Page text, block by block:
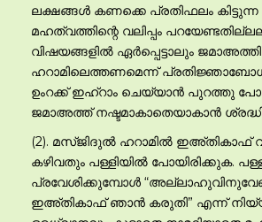
ലക്ഷങ്ങള്‍ കണക്കെ പ്രതിഫലം
മഹത്വത്തിന്റെ വലിപ്പം
വിഷയങ്ങളില്‍ ഏര്‍പ്പെട്ടാലും
ഹറാമിലെത്തണമെന്ന്
ഉംറക്ക് ഇഹ്റാം ചെയ്യാന്‍ പുറത്തു
ജമാഅത്ത് നഷ്ടമാകാതെയാകാന്‍
(2). മസ്ജിദുല്‍ ഹറാമില്‍ ഇഅ്തികാഫ്
കഴിവതും പള്ളിയില്‍ പോയിരിക്കുക.
പ്രവേശിക്കുമ്പോള്‍
ഇഅ്തികാഫ് ഞാന്‍ കരുതി” എന്ന്